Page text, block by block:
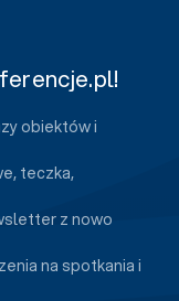
obiektów i
teczka,
z nowo
na spotkania i